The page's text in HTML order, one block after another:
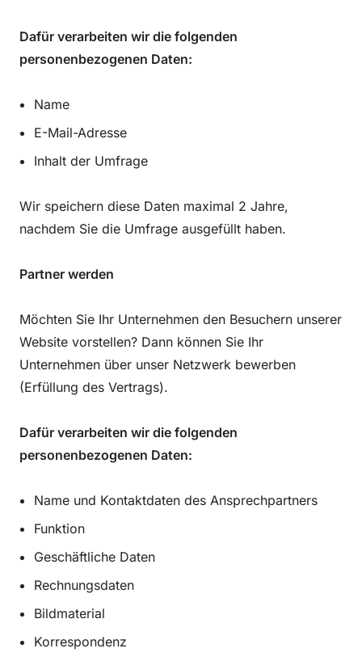
Dafür verarbeiten wir die folgenden
personenbezogenen Daten:
Name
E-Mail-Adresse
Inhalt der Umfrage
Wir speichern diese Daten maximal 2 Jahre,
nachdem Sie die Umfrage ausgefüllt haben.
Partner werden
Möchten Sie Ihr Unternehmen den Besuchern unserer
Website vorstellen? Dann können Sie Ihr
Unternehmen über unser Netzwerk bewerben
(Erfüllung des Vertrags).
Dafür verarbeiten wir die folgenden
personenbezogenen Daten:
Name und Kontaktdaten des Ansprechpartners
Funktion
Geschäftliche Daten
Rechnungsdaten
Bildmaterial
Korrespondenz